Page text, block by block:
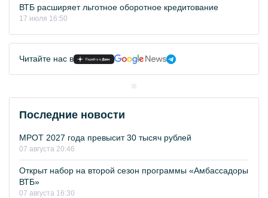
ВТБ расширяет льготное оборотное кредитование
17 июля 16:50
Читайте нас в
Последние новости
МРОТ 2027 года превысит 30 тысяч рублей
07 августа 20:46
Открыт набор на второй сезон программы «Амбассадоры
ВТБ»
07 августа 16:30